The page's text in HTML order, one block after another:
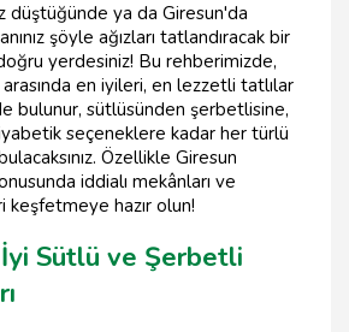
düştüğünde ya da Giresun'da
şöyle ağızları tatlandıracak bir
yerdesiniz! Bu rehberimizde,
arasında en iyileri, en lezzetli tatlılar
bulunur, sütlüsünden şerbetlisine,
seçeneklere kadar her türlü
Özellikle Giresun
iddialı mekânları ve
hazır olun!
Sütlü ve Şerbetli